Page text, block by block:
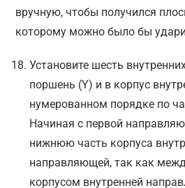
вручную, чтобы получился
которому можно было бы
Установите шесть
поршень (Y) и в корпус
нумерованном порядке по
Начиная с первой
нижнюю часть корпуса
направляющей, так как
корпусом внутренней